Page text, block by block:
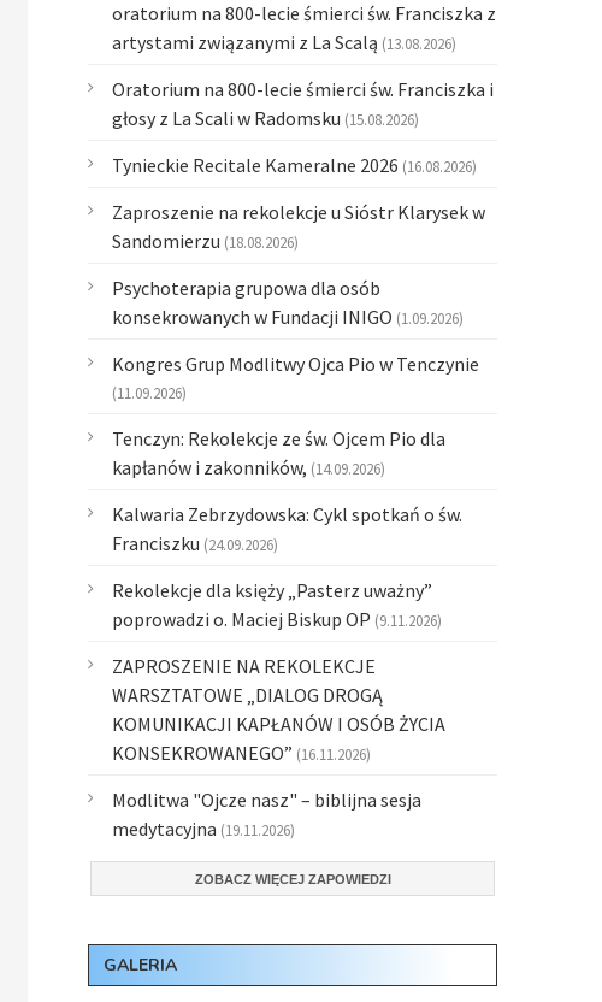
oratorium na 800-lecie śmierci św. Franciszka z
artystami związanymi z La Scalą (13.08.2026)
Oratorium na 800-lecie śmierci św. Franciszka i
głosy z La Scali w Radomsku (15.08.2026)
Tynieckie Recitale Kameralne 2026 (16.08.2026)
Zaproszenie na rekolekcje u Sióstr Klarysek w
Sandomierzu (18.08.2026)
Psychoterapia grupowa dla osób
konsekrowanych w Fundacji INIGO (1.09.2026)
Kongres Grup Modlitwy Ojca Pio w Tenczynie
(11.09.2026)
Tenczyn: Rekolekcje ze św. Ojcem Pio dla
kapłanów i zakonników, (14.09.2026)
Kalwaria Zebrzydowska: Cykl spotkań o św.
Franciszku (24.09.2026)
Rekolekcje dla księży „Pasterz uważny”
poprowadzi o. Maciej Biskup OP (9.11.2026)
ZAPROSZENIE NA REKOLEKCJE
WARSZTATOWE „DIALOG DROGĄ
KOMUNIKACJI KAPŁANÓW I OSÓB ŻYCIA
KONSEKROWANEGO” (16.11.2026)
Modlitwa "Ojcze nasz" – biblijna sesja
medytacyjna (19.11.2026)
ZOBACZ WIĘCEJ ZAPOWIEDZI
GALERIA